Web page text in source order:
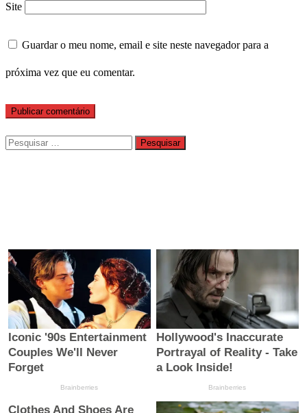
Site
Guardar o meu nome, email e site neste navegador para a
próxima vez que eu comentar.
Pesquisar
por: